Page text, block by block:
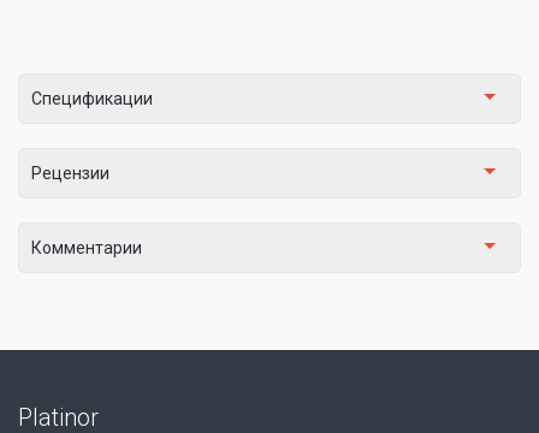
Спецификации
Рецензии
Комментарии
Platinor